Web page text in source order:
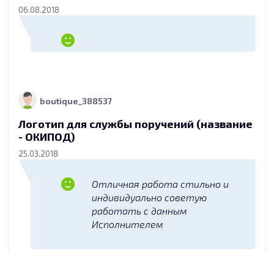
06.08.2018
boutique_388537
Логотип для службы поручений (название
- ОКИПОД)
25.03.2018
Отличная работа стильно и
индивидуально советую
работать с данным
Исполнителем